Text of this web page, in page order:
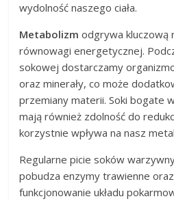
wydolność naszego ciała.
Metabolizm odgrywa kluczową
równowagi energetycznej.
sokowej dostarczamy
oraz minerały, co może
przemiany materii. Soki bogate
mają również zdolność do
korzystnie wpływa na nasz
Regularne picie soków
pobudza enzymy trawienne
funkcjonowanie układu